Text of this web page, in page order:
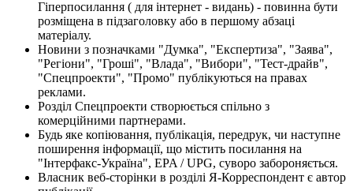
Гіперпосилання ( для інтернет - видань) - повинна бути
розміщена в підзаголовку або в першому абзаці
матеріалу.
Новини з позначками "Думка", "Експертиза", "Заява",
"Регіони", "Гроші", "Влада", "Вибори", "Тест-драйв",
"Спецпроекти", "Промо" публікуються на правах
реклами.
Розділ Спецпроекти створюється спільно з
комерційними партнерами.
Будь яке копіювання, публікація, передрук, чи наступне
поширення інформації, що містить посилання на
"Інтерфакс-Україна", EPA / UPG, суворо забороняється.
Власник веб-сторінки в розділі Я-Корреспондент є автор